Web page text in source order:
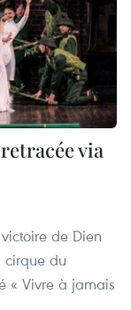
via
de Dien
cirque du
« Vivre à jamais